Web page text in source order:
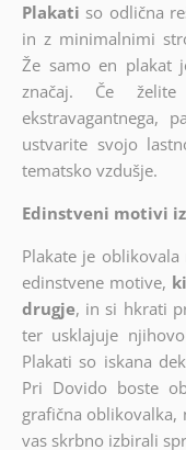
Plakati so odlična
in z minimalnimi
Že samo en plakat
značaj. Če
ekstravagantnega,
ustvarite svojo
tematsko vzdušje.
Edinstveni motivi
Plakate je oblikovala
edinstvene motive,
drugje, in si hkrati
ter usklajuje
Plakati so iskana
Pri Dovido boste
grafična oblikovalka,
vas skrbno izbirali